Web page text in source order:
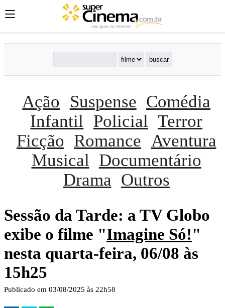
Ação Suspense Comédia
Infantil
Policial Terror
Ficção Romance Aventura
Musical
Documentário
Drama Outros
Sessão da Tarde: a TV Globo
exibe o filme "Imagine Só!"
nesta quarta-feira, 06/08 às
15h25
Publicado em 03/08/2025 às 22h58